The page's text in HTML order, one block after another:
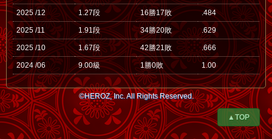
2025 /12 1.27段 16勝17敗 .484
2025 /11 1.91段 34勝20敗 .629
2025 /10 1.67段 42勝21敗 .666
2024 /06 9.00級 1勝0敗 1.00
©HEROZ, Inc. All Rights Reserved.
▲TOP